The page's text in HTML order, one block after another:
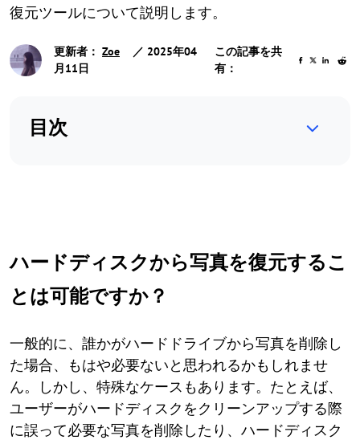
復元ツールについて説明します。
更新者： Zoe
／ 2025年04
月11日
この記事を共
有：
目次
ハードディスクから写真を復元するこ
とは可能ですか？
一般的に、誰かがハードドライブから写真を削除し
た場合、もはや必要ないと思われるかもしれませ
ん。しかし、特殊なケースもあります。たとえば、
ユーザーがハードディスクをクリーンアップする際
に誤って必要な写真を削除したり、ハードディスク